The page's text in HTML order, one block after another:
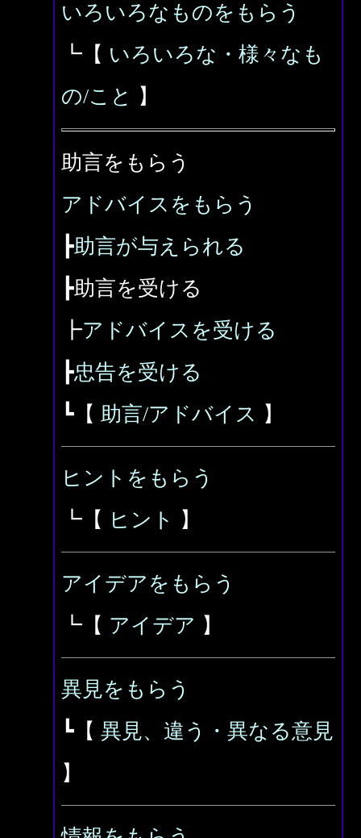
いろいろなものをもらう
┗【 いろいろな・様々なも
の/こと
】
助言をもらう
アドバイスをもらう
┣助言が与えられる
┣助言を受ける
┣アドバイスを受ける
┣忠告を受ける
┗【 助言/アドバイス 】
ヒントをもらう
┗【 ヒント 】
アイデアをもらう
┗【 アイデア 】
異見をもらう
┗【 異見、違う・異なる意見
】